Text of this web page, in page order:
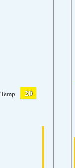
Temp 20